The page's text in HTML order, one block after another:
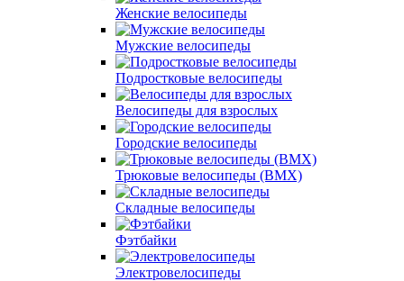
Женские велосипеды
Мужские велосипеды
Подростковые велосипеды
Велосипеды для взрослых
Городские велосипеды
Трюковые велосипеды (BMX)
Складные велосипеды
Фэтбайки
Электровелосипеды